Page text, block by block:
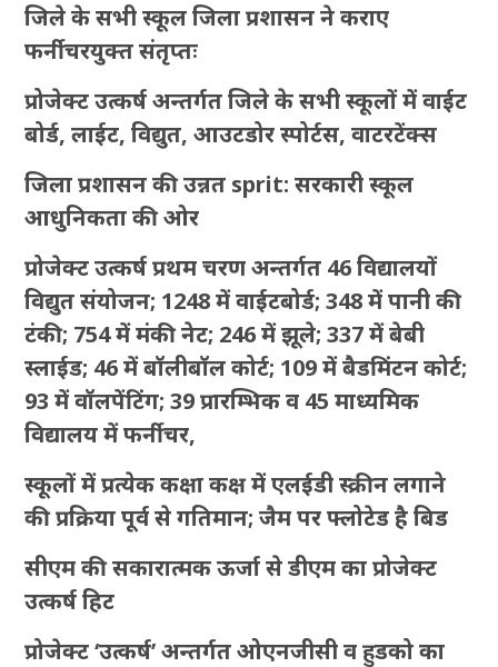
जिले के सभी स्कूल जिला प्रशासन ने कराए
फर्नीचरयुक्त संतृप्तः
प्रोजेक्ट उत्कर्ष अन्तर्गत जिले के सभी स्कूलों में वाईट
बोर्ड, लाईट, विद्युत, आउटडोर स्पोर्टस, वाटरटेंक्स
जिला प्रशासन की उन्नत sprit: सरकारी स्कूल
आधुनिकता की ओर
प्रोजेक्ट उत्कर्ष प्रथम चरण अन्तर्गत 46 विद्यालयों
विद्युत संयोजन; 1248 में वाईटबोर्ड; 348 में पानी की
टंकी; 754 में मंकी नेट; 246 में झूले; 337 में बेबी
स्लाईड; 46 में बॉलीबॉल कोर्ट; 109 में बैडमिंटन कोर्ट;
93 में वॉलपेंटिंग; 39 प्रारम्भिक व 45 माध्यमिक
विद्यालय में फर्नीचर,
स्कूलों में प्रत्येक कक्षा कक्ष में एलईडी स्क्रीन लगाने
की प्रक्रिया पूर्व से गतिमान; जैम पर फ्लोटेड है बिड
सीएम की सकारात्मक ऊर्जा से डीएम का प्रोजेक्ट
उत्कर्ष हिट
प्रोजेक्ट ‘उत्कर्ष’ अन्तर्गत ओएनजीसी व हुडको का